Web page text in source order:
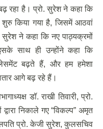
रहा है। प्रो. सुरेश ने कहा कि
शुरु किया गया है, जिसमें आठवां
ने कहा कि नए पाठ्यक्रमों
साथ ही उन्होंने कहा कि
बढ़ते हैं, और हम हमेशा
आगे बढ़ रहे हैं।
डॉ. राखी तिवारी, प्रो.
द्वारा निकाले गए “विकल्प” अमृत
प्रो. केजी सुरेश, कुलसचिव